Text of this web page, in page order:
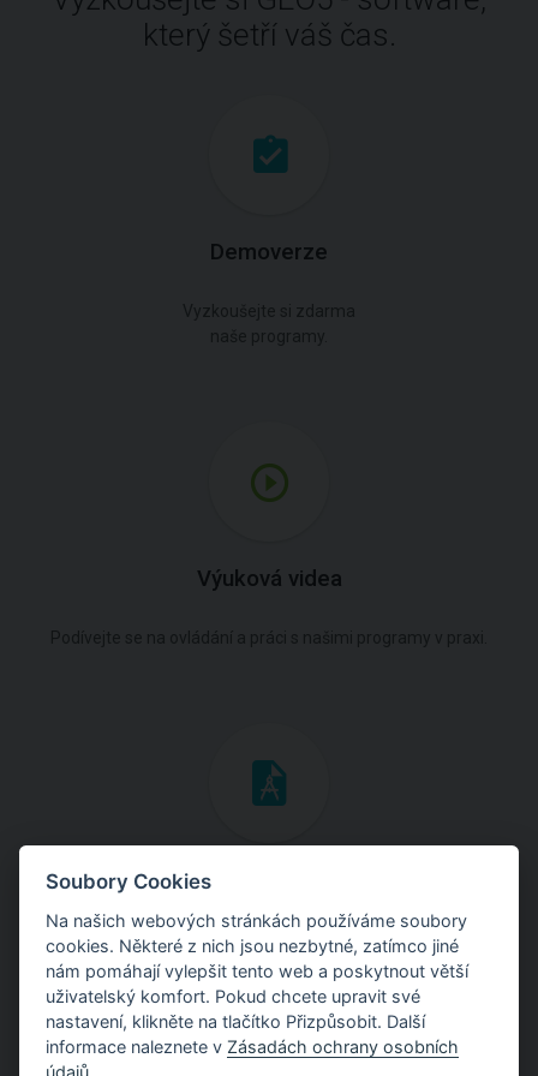
který šetří váš čas.
Demoverze
Výuková videa
Inženýrské manuály
Stáhněte si manuály s teoretickými i praktickými ukázkami
použití programů.
Soubory Cookies
Na našich webových stránkách používáme soubory
cookies. Některé z nich jsou nezbytné, zatímco jiné
nám pomáhají vylepšit tento web a poskytnout větší
uživatelský komfort. Pokud chcete upravit své
nastavení, klikněte na tlačítko Přizpůsobit. Další
informace naleznete v Zásadách ochrany osobních
údajů